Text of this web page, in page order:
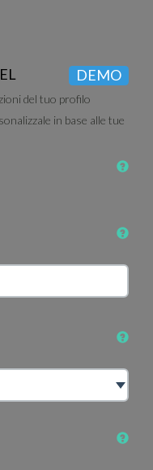
DEMO
del tuo profilo
in base alle tue